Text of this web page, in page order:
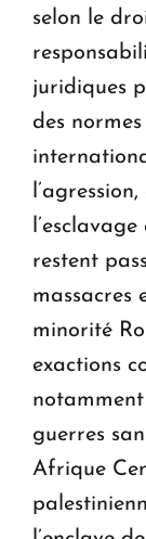
selon le
juridiques
des
restent
massacres
minorité
exactions
notamment
guerres
Afrique